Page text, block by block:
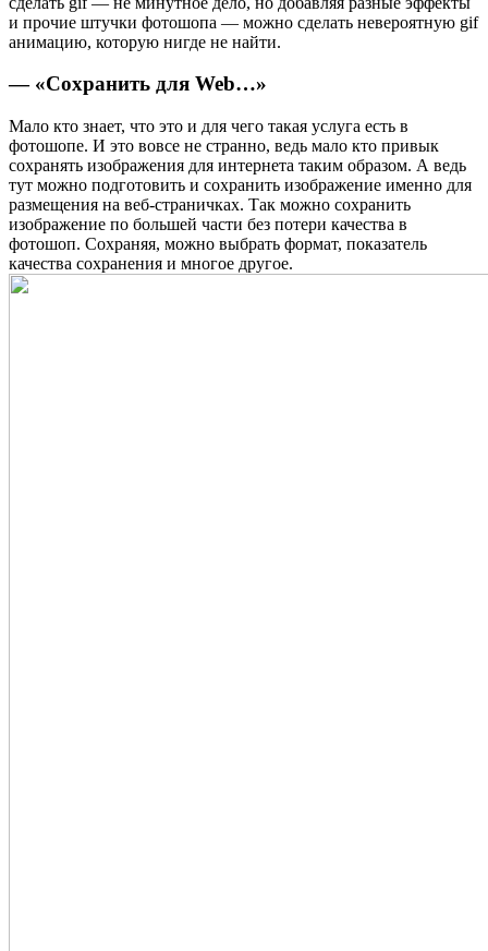
и прочие штучки фотошопа — можно сделать невероятную gif
анимацию, которую нигде не найти.
— «Сохранить для Web…»
Мало кто знает, что это и для чего такая услуга есть в
фотошопе. И это вовсе не странно, ведь мало кто привык
сохранять изображения для интернета таким образом. А ведь
тут можно подготовить и сохранить изображение именно для
размещения на веб-страничках. Так можно сохранить
изображение по большей части без потери качества в
фотошоп. Сохраняя, можно выбрать формат, показатель
качества сохранения и многое другое.